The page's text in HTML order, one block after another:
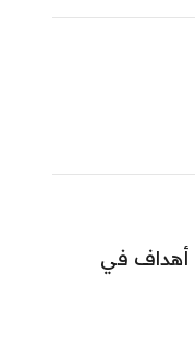
الأهلي يهزم بينزغاو سالفيلدين بـ 8 أهداف في